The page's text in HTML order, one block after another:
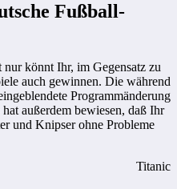
Fußball-
könnt Ihr, im Gegensatz zu
auch gewinnen. Die während
Programmänderung
außerdem bewiesen, daß Ihr
und Knipser ohne Probleme
Titanic